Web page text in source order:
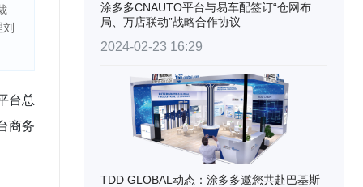
台总
商务
涂多多CNAUTO平台与易车配签订“仓网布
局、万店联动”战略合作协议
2024-02-23 16:29
TDD GLOBAL动态：涂多多邀您共赴巴基斯